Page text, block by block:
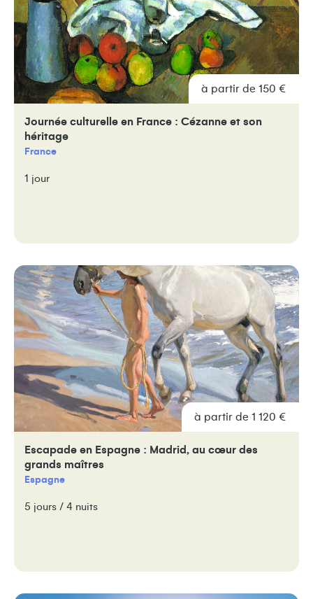
à partir de 150 €
Journée culturelle en France : Cézanne et son
héritage
France
1 jour
à partir de 1 120 €
Escapade en Espagne : Madrid, au cœur des
grands maîtres
Espagne
5 jours / 4 nuits